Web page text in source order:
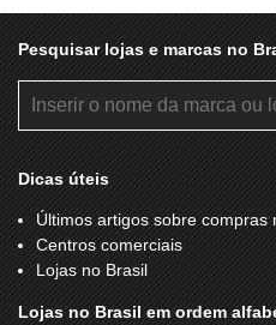
Pesquisar lojas e marcas no
Dicas úteis
Últimos artigos sobre compras
Centros comerciais
Lojas no Brasil
Lojas no Brasil em ordem